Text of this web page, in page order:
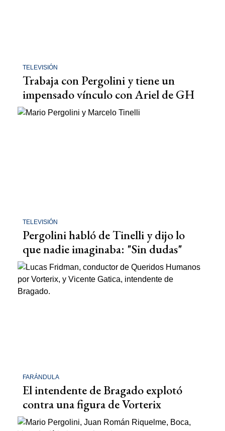
TELEVISIÓN
Trabaja con Pergolini y tiene un
impensado vínculo con Ariel de GH
TELEVISIÓN
Pergolini habló de Tinelli y dijo lo
que nadie imaginaba: "Sin dudas"
FARÁNDULA
El intendente de Bragado explotó
contra una figura de Vorterix